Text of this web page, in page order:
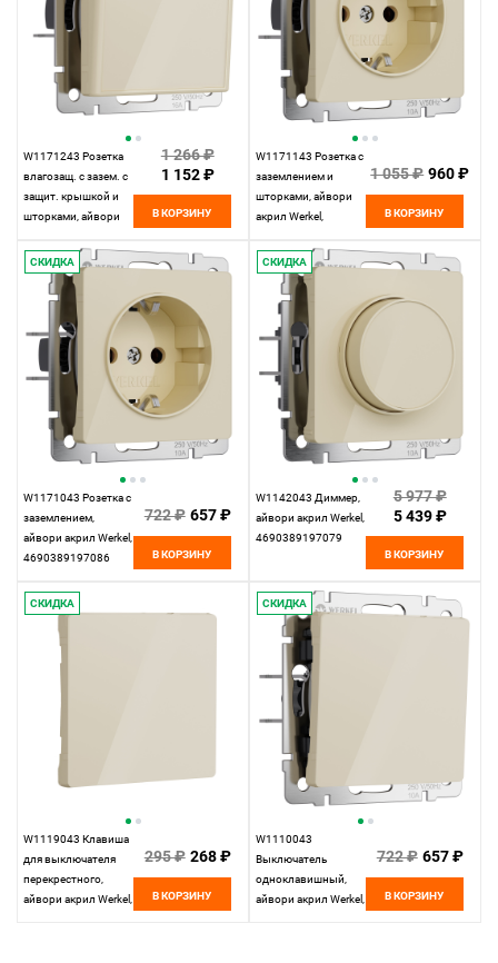
W1171243 Розетка
влагозащ. с зазем. с
защит. крышкой и
шторками, айвори
4690389197109
1 266 ₽
1 152 ₽
В КОРЗИНУ
W1171143 Розетка с
заземлением и
шторками, айвори
акрил Werkel,
1 055 ₽ 960 ₽
В КОРЗИНУ
СКИДКА
W1171043 Розетка с
заземлением,
айвори акрил Werkel,
4690389197086
722 ₽ 657 ₽
В КОРЗИНУ
СКИДКА
W1142043 Диммер,
айвори акрил Werkel,
4690389197079
5 977 ₽
5 439 ₽
В КОРЗИНУ
СКИДКА
W1119043 Клавиша
для выключателя
перекрестного,
айвори акрил Werkel,
295 ₽ 268 ₽
В КОРЗИНУ
СКИДКА
W1110043
Выключатель
одноклавишный,
айвори акрил Werkel,
722 ₽ 657 ₽
В КОРЗИНУ